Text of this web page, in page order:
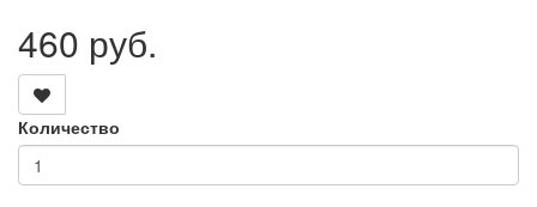
460 руб.
Количество